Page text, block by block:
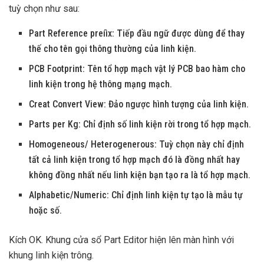
tuỳ chọn như sau:
Part Reference preíìx: Tiếp đầu ngữ được dùng để thay
thế cho tên gọi thông thường của linh kiện.
PCB Footprint: Tên tổ hợp mạch vật lý PCB bao hàm cho
linh kiện trong hệ thông mạng mạch.
Creat Convert View: Đảo ngược hình tượng của linh kiện.
Parts per Kg: Chỉ định số linh kiện rời trong tổ hợp mạch.
Homogeneous/ Heterogenerous: Tuỳ chọn này chỉ định
tất cả linh kiện trong tổ hợp mạch đó là đồng nhất hay
không đồng nhất nếu linh kiện bạn tạo ra là tổ hợp mạch.
AIphabetic/Numeric: Chỉ định linh kiện tự tạo là mẫu tự
hoặc số.
Kích OK. Khung cửa sổ Part Editor hiện lên màn hình với
khung linh kiện trông.